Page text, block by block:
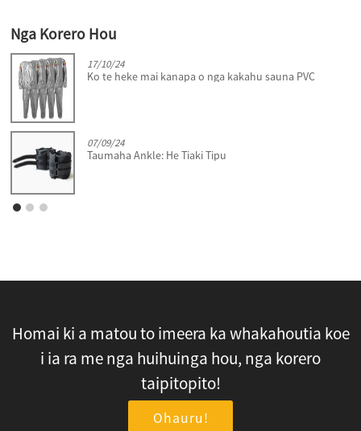
Nga Korero Hou
17/10/24
Ko te heke mai kanapa o nga kakahu sauna PVC
07/09/24
Taumaha Ankle: He Tiaki Tipu
Homai ki a matou to imeera ka whakahoutia koe
i ia ra me nga huihuinga hou, nga korero
taipitopito!
Ohauru!